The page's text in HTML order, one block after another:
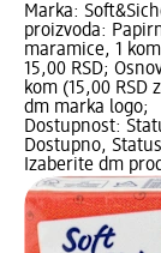
Marka:
proizvoda:
maramice, 1
15,00 RSD;
kom (15,00 RSD
dm marka logo;
Dostupnost:
Dostupno,
Izaberite dm